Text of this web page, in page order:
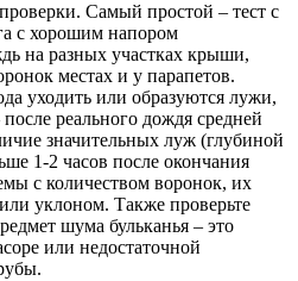
Самый простой – тест с
с хорошим напором
на разных участках крыши,
местах и у парапетов.
уходить или образуются лужи,
реального дождя средней
значительных луж (глубиной
1-2 часов после окончания
с количеством воронок, их
уклоном. Также проверьте
шума бульканья – это
или недостаточной